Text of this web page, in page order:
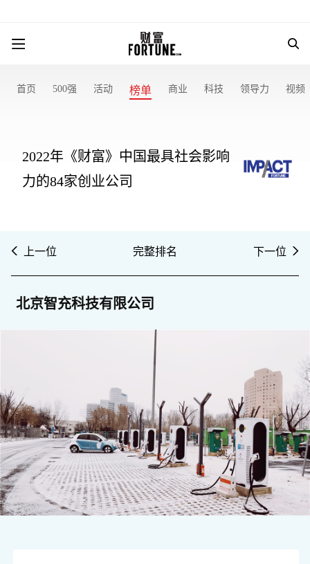
首页 500强 活动 榜单 商业 科技 领导力 视频
2022年《财富》中国最具社会影响
力的84家创业公司
上一位 完整排名 下一位
北京智充科技有限公司